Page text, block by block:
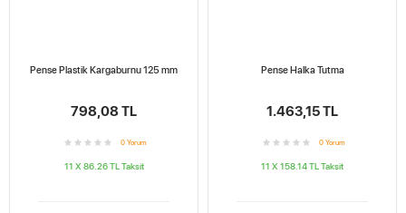
Pense Plastik Kargaburnu 125 mm
798,08 TL
0 Yorum
11 X 86.26 TL Taksit
Pense Halka Tutma
1.463,15 TL
0 Yorum
11 X 158.14 TL Taksit